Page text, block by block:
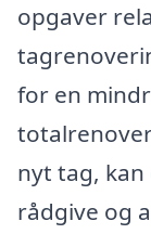
opgaver
for en
nyt tag,
rådgive og